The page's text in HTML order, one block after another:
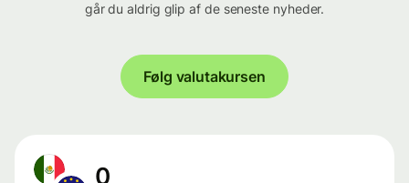
går du aldrig glip af de seneste nyheder.
Følg valutakursen
0